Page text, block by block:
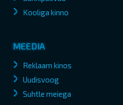
Kooliga kinno
MEEDIA
Reklaam kinos
Uudisvoog
Suhtle meiega